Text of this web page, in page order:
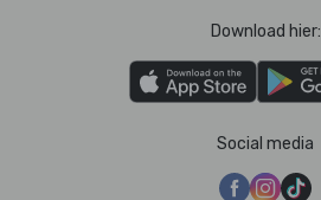
Download hier:
Social media